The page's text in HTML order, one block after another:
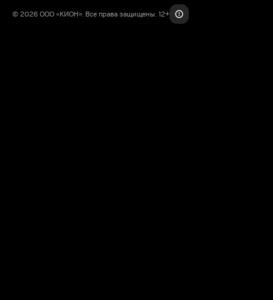
© 2026 ООО «КИОН». Все права защищены. 12+